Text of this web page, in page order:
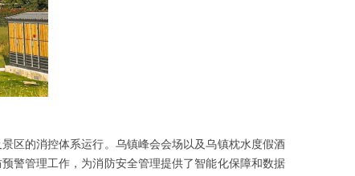
区的消控体系运行。乌镇峰会会场以及乌镇枕水度假酒
警管理工作，为消防安全管理提供了智能化保障和数据